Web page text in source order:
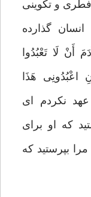
فطری و تکوینی
گذارده
أَنْ لَا تَعْبُدُوا
اعْبُدُونِی هَذَا
شما عهد نکردم ای
که او برای
بپرستید که